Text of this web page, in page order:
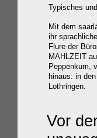
Typisches
Mit dem
ihr
Flure der
MAHLZEIT
Peppenkum,
hinaus: in
Lothringen.
Vor